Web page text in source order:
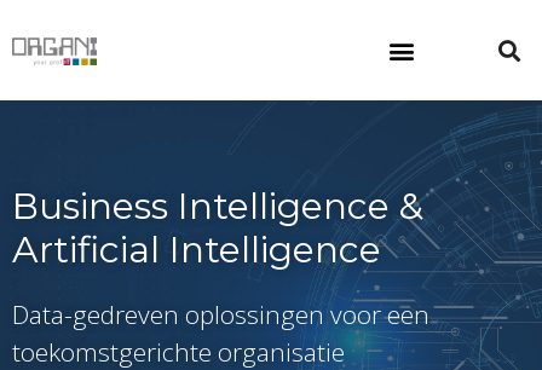
Business Intelligence &
Artificial Intelligence
Data-gedreven oplossingen voor een
toekomstgerichte organisatie